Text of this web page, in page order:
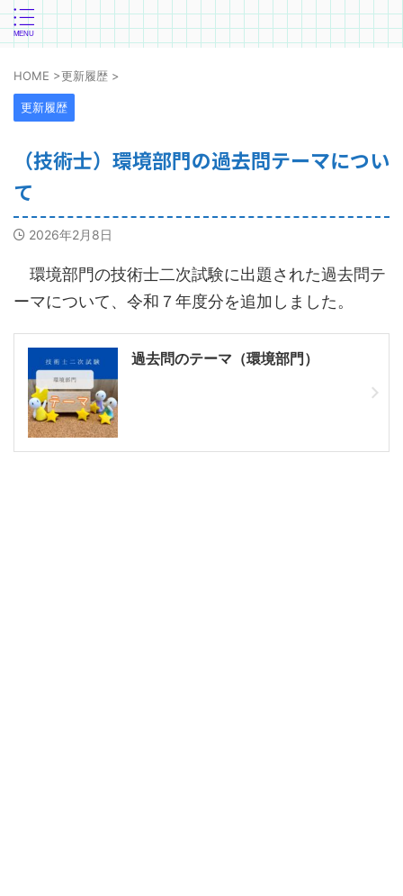
HOME >更新履歴 >
更新履歴
（技術士）環境部門の過去問テーマについ
て
2026年2月8日
環境部門の技術士二次試験に出題された過去問テ
ーマについて、令和７年度分を追加しました。
過去問のテーマ（環境部門）